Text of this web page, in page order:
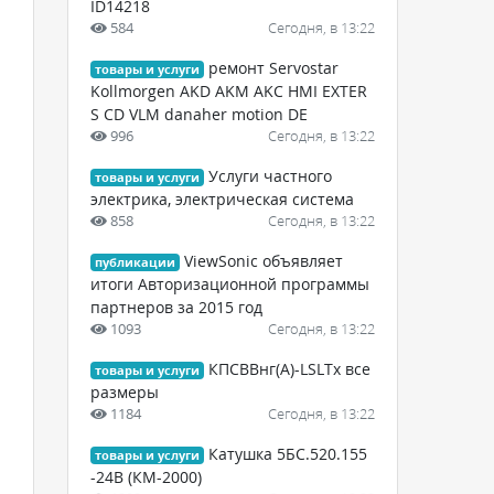
ID14218
584 Сегодня, в 13:22
товары и услуги
ремонт Servostar
Kollmorgen AKD AKM AKC HMI EXTER
S CD VLM danaher motion DE
996 Сегодня, в 13:22
товары и услуги
Услуги частного
электрика, электрическая система
858 Сегодня, в 13:22
публикации
ViewSonic объявляет
итоги Авторизационной программы
партнеров за 2015 год
1093 Сегодня, в 13:22
товары и услуги
КПСВВнг(А)-LSLTx все
размеры
1184 Сегодня, в 13:22
товары и услуги
Катушка 5БС.520.155
-24В (КМ-2000)